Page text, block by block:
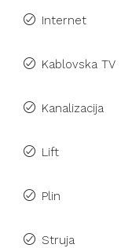
Internet
Kablovska TV
Kanalizacija
Lift
Plin
Struja